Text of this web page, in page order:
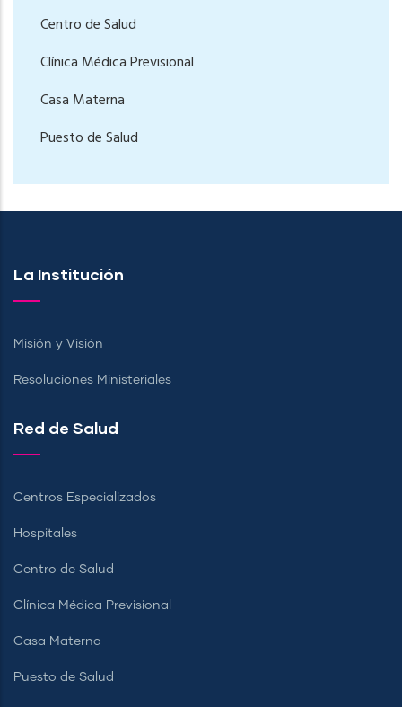
Centro de Salud
Clínica Médica Previsional
Casa Materna
Puesto de Salud
La Institución
Misión y Visión
Resoluciones Ministeriales
Red de Salud
Centros Especializados
Hospitales
Centro de Salud
Clínica Médica Previsional
Casa Materna
Puesto de Salud